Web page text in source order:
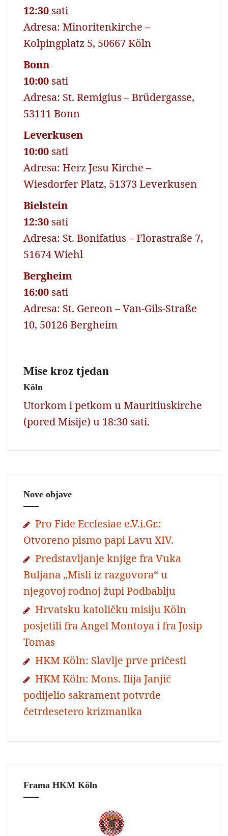
12:30 sati
Adresa: Minoritenkirche –
Kolpingplatz 5, 50667 Köln
Bonn
10:00 sati
Adresa: St. Remigius – Brüdergasse,
53111 Bonn
Leverkusen
10:00 sati
Adresa: Herz Jesu Kirche –
Wiesdorfer Platz, 51373 Leverkusen
Bielstein
12:30 sati
Adresa: St. Bonifatius – Florastraße 7,
51674 Wiehl
Bergheim
16:00 sati
Adresa: St. Gereon – Van-Gils-Straße
10, 50126 Bergheim
Mise kroz tjedan
Köln
Utorkom i petkom u Mauritiuskirche
(pored Misije) u 18:30 sati.
Nove objave
Pro Fide Ecclesiae e.V.i.Gr.:
Otvoreno pismo papi Lavu XIV.
Predstavljanje knjige fra Vuka
Buljana „Misli iz razgovora“ u
njegovoj rodnoj župi Podbablju
Hrvatsku katoličku misiju Köln
posjetili fra Angel Montoya i fra Josip
Tomas
HKM Köln: Slavlje prve pričesti
HKM Köln: Mons. Ilija Janjić
podijelio sakrament potvrde
četrdesetero krizmanika
Frama HKM Köln